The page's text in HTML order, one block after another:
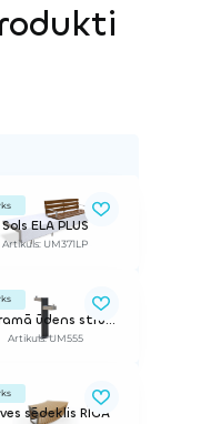
Sols ELA PLUS
Artikuls: UM371LP
Dzeramā ūdens strūklaka TREE
Artikuls: UM555
sēdeklis RĪGA